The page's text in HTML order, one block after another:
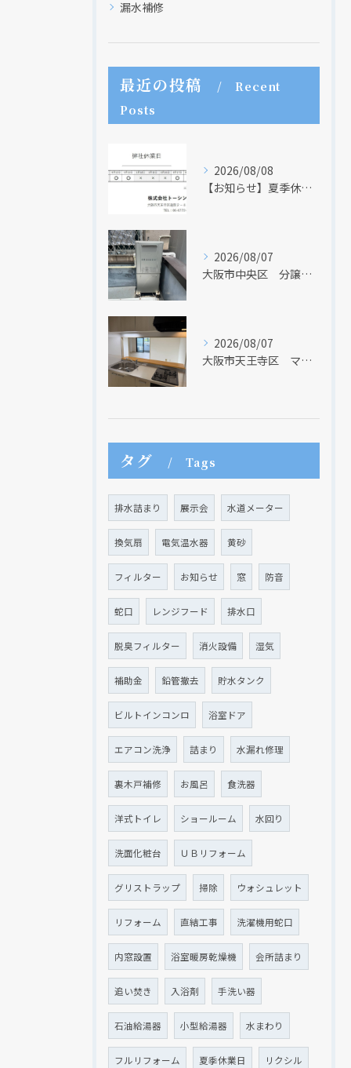
漏水補修
最近の投稿
Recent
Posts
2026/08/08
【お知らせ】夏季休業日のお知らせ【２０２６年】
2026/08/07
大阪市中央区 分譲マンションの給湯器取替リフォーム工事 UV除菌機能搭載給湯器
2026/08/07
大阪市天王寺区 マンションのキッチン取替及び内装リフォーム工事 クリナップ
タグ Tags
排水詰まり 展示会 水道メーター
換気扇 電気温水器 黄砂
フィルター お知らせ 窓 防音
蛇口 レンジフード 排水口
脱臭フィルター 消火設備 湿気
補助金 鉛管撤去 貯水タンク
ビルトインコンロ 浴室ドア
エアコン洗浄 詰まり 水漏れ修理
裏木戸補修 お風呂 食洗器
洋式トイレ ショールーム 水回り
洗面化粧台 ＵＢリフォーム
グリストラップ 掃除 ウォシュレット
リフォーム 直結工事 洗濯機用蛇口
内窓設置 浴室暖房乾燥機 会所詰まり
追い焚き 入浴剤 手洗い器
石油給湯器 小型給湯器 水まわり
フルリフォーム 夏季休業日 リクシル
現在、新聞に入っている折込チラシです。
クリックでチラシのページにジャンプします
現在、新聞に入っている折込チラシです。
クリックでチラシのページにジャンプします